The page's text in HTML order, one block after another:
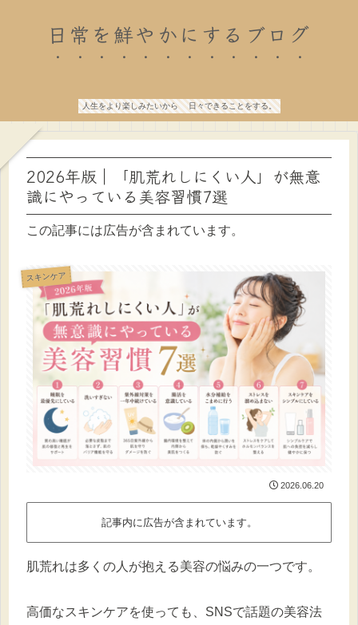
日常を鮮やかにするブログ
人生をより楽しみたいから 日々できることをする。
2026年版｜「肌荒れしにくい人」が無意
識にやっている美容習慣7選
この記事には広告が含まれています。
スキンケア
2026.06.20
記事内に広告が含まれています。
肌荒れは多くの人が抱える美容の悩みの一つです。
高価なスキンケアを使っても、SNSで話題の美容法